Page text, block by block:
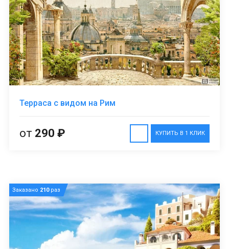
Терраса с видом на Рим
КУПИТЬ В 1 КЛИК
от 290 ₽
Заказано 210раз